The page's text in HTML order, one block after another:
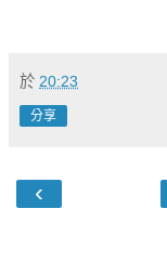
於 20:23
分享
‹